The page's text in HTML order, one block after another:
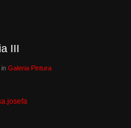
III
inGaleria Pintura